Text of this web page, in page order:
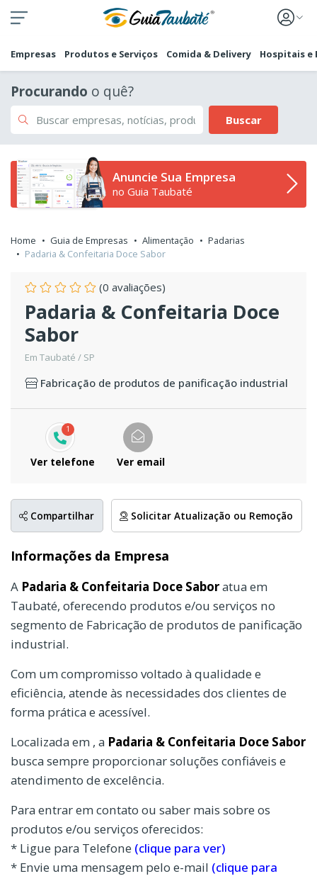
Empresas Produtos e Serviços Comida & Delivery Hospitais e
Procurando o quê?
Buscar
Anuncie Sua Empresa
no Guia Taubaté
Home Guia de Empresas Alimentação
Padarias
Padaria & Confeitaria Doce Sabor
(0 avaliações)
Padaria & Confeitaria Doce
Sabor
Em Taubaté / SP
Fabricação de produtos de panificação industrial
1
Ver telefone Ver email
Compartilhar Solicitar Atualização ou Remoção
Informações da Empresa
A Padaria & Confeitaria Doce Saboratua em
Taubaté, oferecendo produtos e/ou serviços no
segmento de Fabricação de produtos de panificação
industrial.
Com um compromisso voltado à qualidade e
eficiência, atende às necessidades dos clientes de
forma prática e acessível.
Localizada em , a Padaria & Confeitaria Doce Sabor
busca sempre proporcionar soluções confiáveis e
atendimento de excelência.
Para entrar em contato ou saber mais sobre os
produtos e/ou serviços oferecidos:
* Ligue para Telefone (clique para ver)
* Envie uma mensagem pelo e-mail (clique para